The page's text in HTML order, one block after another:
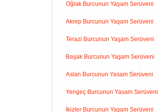
Oğlak Burcunun Yaşam Serüveni
Akrep Burcunun Yaşam Serüveni
Terazi Burcunun Yaşam Serüveni
Başak Burcunun Yaşam Serüveni
Aslan Burcunun Yasam Serüveni
Yengeç Burcunun Yasam Serüveni
İkizler Burcunun Yaşam Serüveni